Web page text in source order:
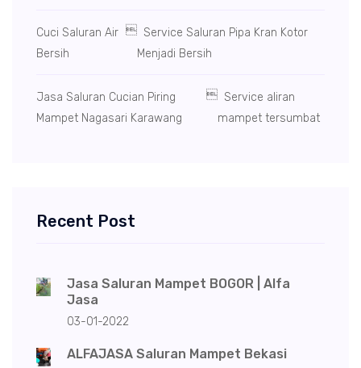
Cuci Saluran Air
Bersih
Service Saluran Pipa Kran Kotor
Menjadi Bersih
Jasa Saluran Cucian Piring
Mampet Nagasari Karawang
Service aliran
mampet tersumbat
Recent Post
Jasa Saluran Mampet BOGOR | Alfa
Jasa
03-01-2022
ALFAJASA Saluran Mampet Bekasi